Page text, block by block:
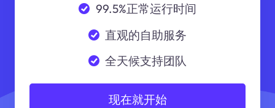
99.5%正常运行时间
直观的自助服务
全天候支持团队
现在就开始